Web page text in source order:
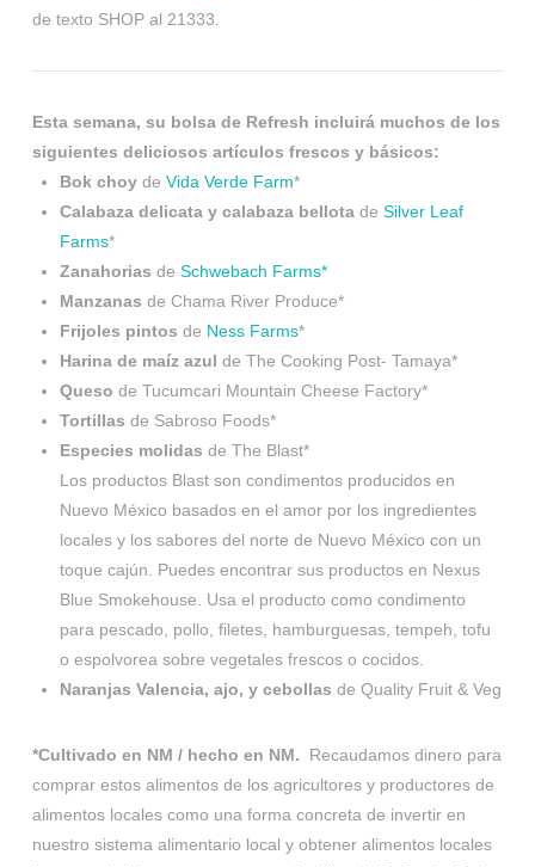
de texto SHOP al 21333.
Esta semana, su bolsa de Refresh incluirá muchos de los
siguientes deliciosos artículos frescos y básicos:
Bok choy deVida Verde Farm*
Calabaza delicata y calabaza bellotadeSilver Leaf
Farms*
Zanahorias deSchwebach Farms*
Manzanas de Chama River Produce*
Frijoles pintos de Ness Farms*
Harina de maíz azul de The Cooking Post- Tamaya*
Queso de Tucumcari Mountain Cheese Factory*
Tortillasde Sabroso Foods*
Especies molidas de The Blast*
Los productos Blast son condimentos producidos en
Nuevo México basados ​​en el amor por los ingredientes
locales y los sabores del norte de Nuevo México con un
toque cajún. Puedes encontrar sus productos en Nexus
Blue Smokehouse. Usa el producto como condimento
para pescado, pollo, filetes, hamburguesas, tempeh, tofu
o espolvorea sobre vegetales frescos o cocidos.
Naranjas Valencia, ajo, y cebollasde Quality Fruit & Veg
*Cultivado en NM / hecho en NM. Recaudamos dinero para
comprar estos alimentos de los agricultores y productores de
alimentos locales como una forma concreta de invertir en
nuestro sistema alimentario local y obtener alimentos locales